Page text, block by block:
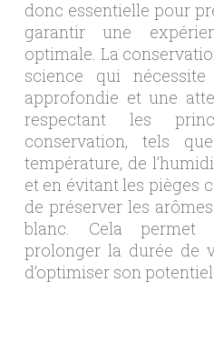
donc essentielle pour
garantir une
optimale. La
science qui
approfondie et une
respectant les
conservation, tels
température, de
et en évitant les pièges
de préserver les
blanc. Cela permet
prolonger la durée de
d’optimiser son